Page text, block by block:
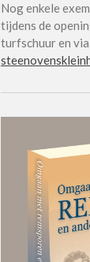
Nog enkele
tijdens de
turfschuur en via